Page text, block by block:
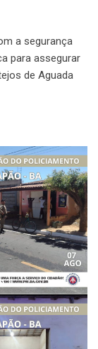
a segurança
para assegurar
de Aguada